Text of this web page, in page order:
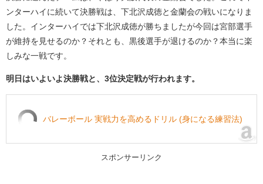
ンターハイに続いて決勝戦は、下北沢成徳と金蘭会の戦いになりま
した。インターハイでは下北沢成徳が勝ちましたが今回は宮部選手
が維持を見せるのか？それとも、黒後選手が退けるのか？本当に楽
しみな一戦です。
明日はいよいよ決勝戦と、3位決定戦が行われます。
バレーボール 実戦力を高めるドリル (身になる練習法)
スポンサーリンク